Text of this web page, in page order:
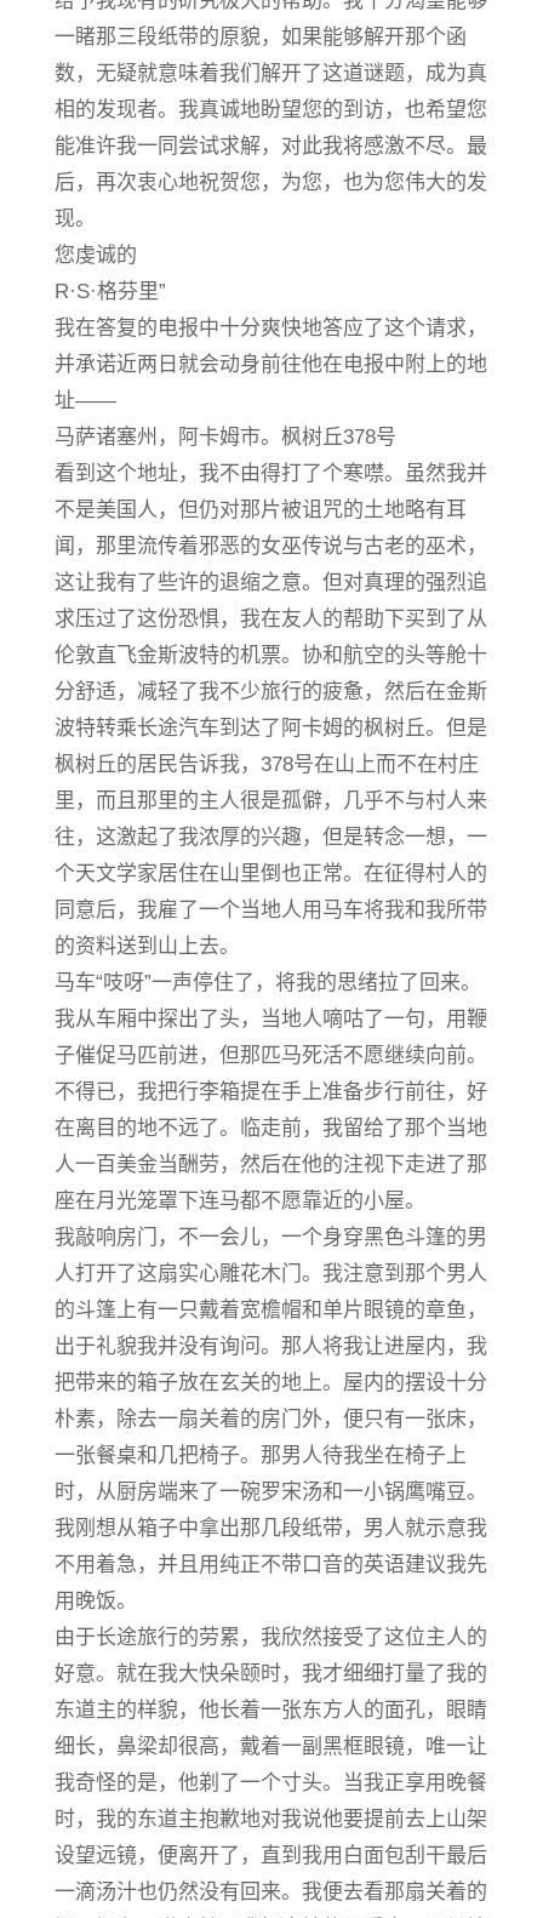
一睹那三段纸带的原貌，如果能够解开那个函
数，无疑就意味着我们解开了这道谜题，成为真
相的发现者。我真诚地盼望您的到访，也希望您
能准许我一同尝试求解，对此我将感激不尽。最
后，再次衷心地祝贺您，为您，也为您伟大的发
现。
您虔诚的
R·S·格芬里”
我在答复的电报中十分爽快地答应了这个请求，
并承诺近两日就会动身前往他在电报中附上的地
址——
马萨诸塞州，阿卡姆市。枫树丘378号
看到这个地址，我不由得打了个寒噤。虽然我并
不是美国人，但仍对那片被诅咒的土地略有耳
闻，那里流传着邪恶的女巫传说与古老的巫术，
这让我有了些许的退缩之意。但对真理的强烈追
求压过了这份恐惧，我在友人的帮助下买到了从
伦敦直飞金斯波特的机票。协和航空的头等舱十
分舒适，减轻了我不少旅行的疲惫，然后在金斯
波特转乘长途汽车到达了阿卡姆的枫树丘。但是
枫树丘的居民告诉我，378号在山上而不在村庄
里，而且那里的主人很是孤僻，几乎不与村人来
往，这激起了我浓厚的兴趣，但是转念一想，一
个天文学家居住在山里倒也正常。在征得村人的
同意后，我雇了一个当地人用马车将我和我所带
的资料送到山上去。
马车“吱呀”一声停住了，将我的思绪拉了回来。
我从车厢中探出了头，当地人嘀咕了一句，用鞭
子催促马匹前进，但那匹马死活不愿继续向前。
不得已，我把行李箱提在手上准备步行前往，好
在离目的地不远了。临走前，我留给了那个当地
人一百美金当酬劳，然后在他的注视下走进了那
座在月光笼罩下连马都不愿靠近的小屋。
我敲响房门，不一会儿，一个身穿黑色斗篷的男
人打开了这扇实心雕花木门。我注意到那个男人
的斗篷上有一只戴着宽檐帽和单片眼镜的章鱼，
出于礼貌我并没有询问。那人将我让进屋内，我
把带来的箱子放在玄关的地上。屋内的摆设十分
朴素，除去一扇关着的房门外，便只有一张床，
一张餐桌和几把椅子。那男人待我坐在椅子上
时，从厨房端来了一碗罗宋汤和一小锅鹰嘴豆。
我刚想从箱子中拿出那几段纸带，男人就示意我
不用着急，并且用纯正不带口音的英语建议我先
用晚饭。
由于长途旅行的劳累，我欣然接受了这位主人的
好意。就在我大快朵颐时，我才细细打量了我的
东道主的样貌，他长着一张东方人的面孔，眼睛
细长，鼻梁却很高，戴着一副黑框眼镜，唯一让
我奇怪的是，他剃了一个寸头。当我正享用晚餐
时，我的东道主抱歉地对我说他要提前去上山架
设望远镜，便离开了，直到我用白面包刮干最后
一滴汤汁也仍然没有回来。我便去看那扇关着的